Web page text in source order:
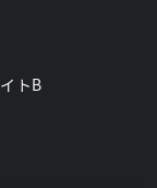
トB